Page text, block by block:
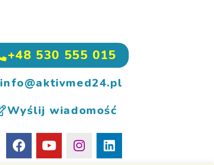
+48 530 555 015
info@aktivmed24.pl
Wyślij wiadomość